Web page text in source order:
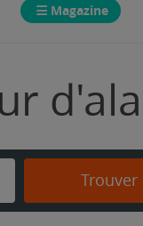
Magazine
Trouver